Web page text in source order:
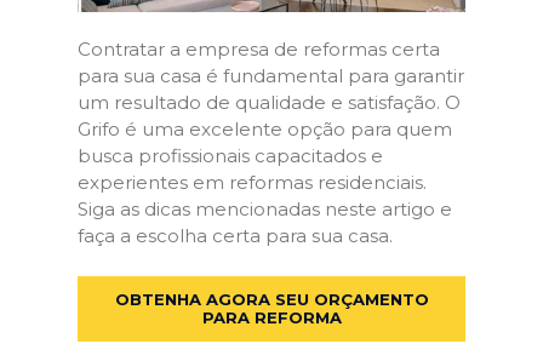
Contratar a empresa de reformas certa
para sua casa é fundamental para garantir
um resultado de qualidade e satisfação. O
Grifo é uma excelente opção para quem
busca profissionais capacitados e
experientes em reformas residenciais.
Siga as dicas mencionadas neste artigo e
faça a escolha certa para sua casa.
OBTENHA AGORA SEU ORÇAMENTO
PARA REFORMA